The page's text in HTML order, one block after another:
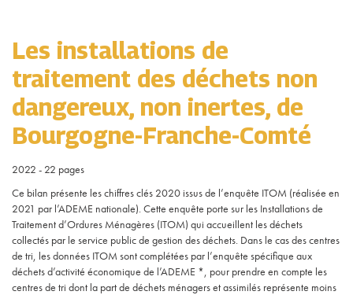
Les installations de
traitement des déchets non
dangereux, non inertes, de
Bourgogne-Franche-Comté
2022 - 22 pages
Ce bilan présente les chiffres clés 2020 issus de l’enquête ITOM (réalisée en
2021 par l’ADEME nationale). Cette enquête porte sur les Installations de
Traitement d’Ordures Ménagères (ITOM) qui accueillent les déchets
collectés par le service public de gestion des déchets. Dans le cas des centres
de tri, les données ITOM sont complétées par l’enquête spécifique aux
déchets d’activité économique de l’ADEME *, pour prendre en compte les
centres de tri dont la part de déchets ménagers et assimilés représente moins